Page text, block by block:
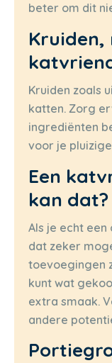
beter om dit
Kruiden zoals
katten. Zorg
ingrediënten
voor je
Een
kan dat?
Als je echt
dat zeker
toevoegingen
kunt wat
extra smaak.
andere